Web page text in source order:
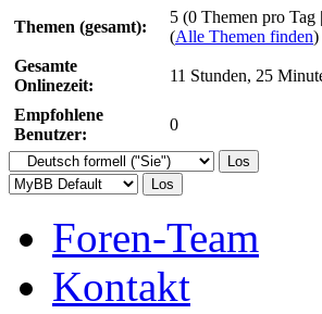
Themen (gesamt):
5 (0 Themen pro Tag
(Alle Themen finden)
Gesamte
Onlinezeit:
11 Stunden, 25
Empfohlene
Benutzer:
0
Foren-Team
Kontakt